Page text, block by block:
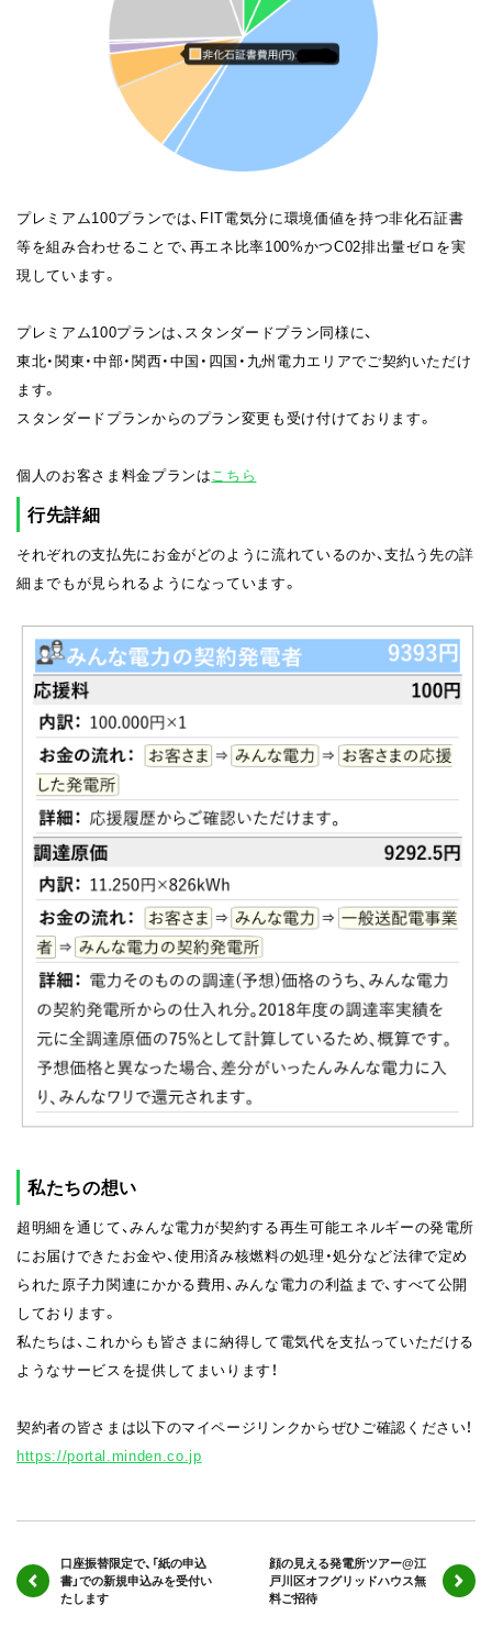
プレミアム100プランでは、FIT電気分に環境価値を持つ非化石証書
等を組み合わせることで、再エネ比率100%かつC02排出量ゼロを実
現しています。
プレミアム100プランは、スタンダードプラン同様に、
東北・関東・中部・関西・中国・四国・九州電力エリアでご契約いただけ
ます。
スタンダードプランからのプラン変更も受け付けております。
個人のお客さま料金プランは こちら
行先詳細
それぞれの支払先にお金がどのように流れているのか、支払う先の詳
細までもが見られるようになっています。
私たちの想い
超明細を通じて、みんな電力が契約する再生可能エネルギーの発電所
にお届けできたお金や、使用済み核燃料の処理・処分など法律で定め
られた原子力関連にかかる費用、みんな電力の利益まで、すべて公開
しております。
私たちは、これからも皆さまに納得して電気代を支払っていただける
ようなサービスを提供してまいります！
契約者の皆さまは以下のマイページリンクからぜひご確認ください！
https://portal.minden.co.jp
口座振替限定で、「紙の申込
書」での新規申込みを受付い
たします
顔の見える発電所ツアー@江
戸川区オフグリッドハウス無
料ご招待